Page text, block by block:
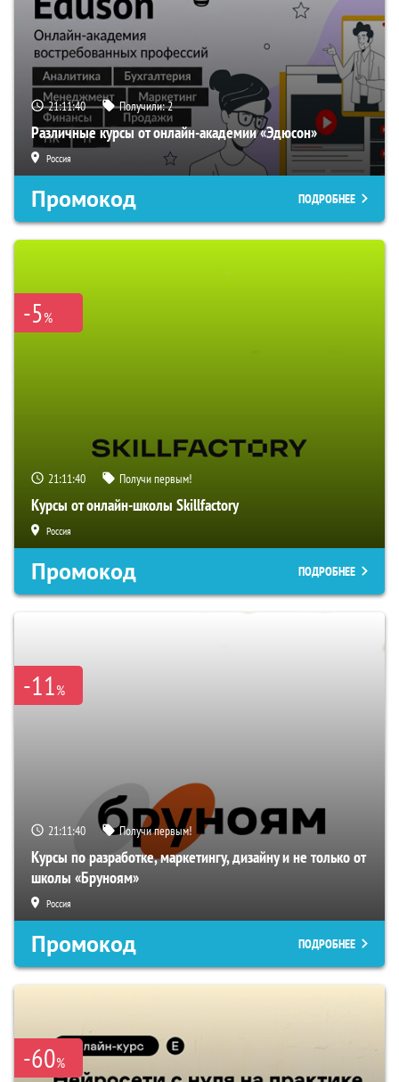
21:11:40 Получили:2
Различные курсы от онлайн-академии «Эдюсон»
Россия
Промокод ПОДРОБНЕЕ
-5%
21:11:40 Получи первым!
Курсы от онлайн-школы Skillfactory
Россия
Промокод ПОДРОБНЕЕ
-11%
21:11:40 Получи первым!
Курсы по разработке, маркетингу, дизайну и не только от
школы «Бруноям»
Россия
Промокод ПОДРОБНЕЕ
-60%